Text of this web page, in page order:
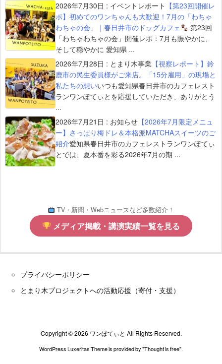
2026年7月30日 : イベントレポート 【第23回開催レ
ポ】初めてのワンちゃんも大歓迎！7月の「わちゃ
わちゃの会」｜春日井市のドッグカフェ
第23回
「わちゃわちゃの会」開催レポ：7月も賑やかに、
そして穏やかに 愛知県 ...
2026年7月28日 : とまり木事業 【視察レポート】鈴
鹿市の民生委員様がご来店。「15分雇用」の現場と
私たちの想いいつも愛知県春日井市のカフェレスト
ランワンぽてぃとを応援していただき、ありがとう
...
2026年7月21日 : お知らせ 【2026年7月限定メニュ
ー】さっぱり梅ドレ＆本格派MATCHAスイーツのご
紹介愛知県春日井市のカフェレストランワンぽてぃ
とでは、夏本番を彩る2026年7月の期 ...
TV・新聞・Webニュースなど多数紹介！
メディア掲載・講演実績一覧を見る
プライバシーポリシー
とまり木プロジェクトへの活動応援（寄付・支援）
Copyright ©2026 ワンぽてぃと All Rights Reserved.
WordPress Luxeritas Theme is provided by "Thought is free".